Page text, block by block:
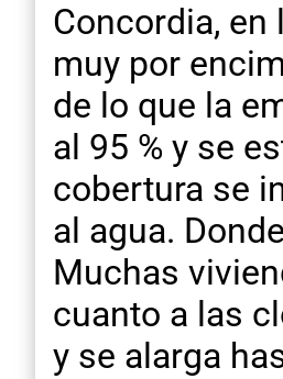
Concordia, en
muy por
de lo que la
al 95 % y se
cobertura se
al agua.
Muchas
cuanto a las
y se alarga